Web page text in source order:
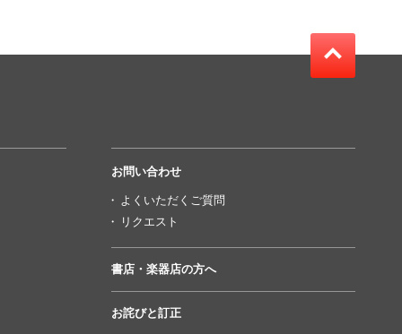
お問い合わせ
よくいただくご質問
リクエスト
書店・楽器店の方へ
お詫びと訂正